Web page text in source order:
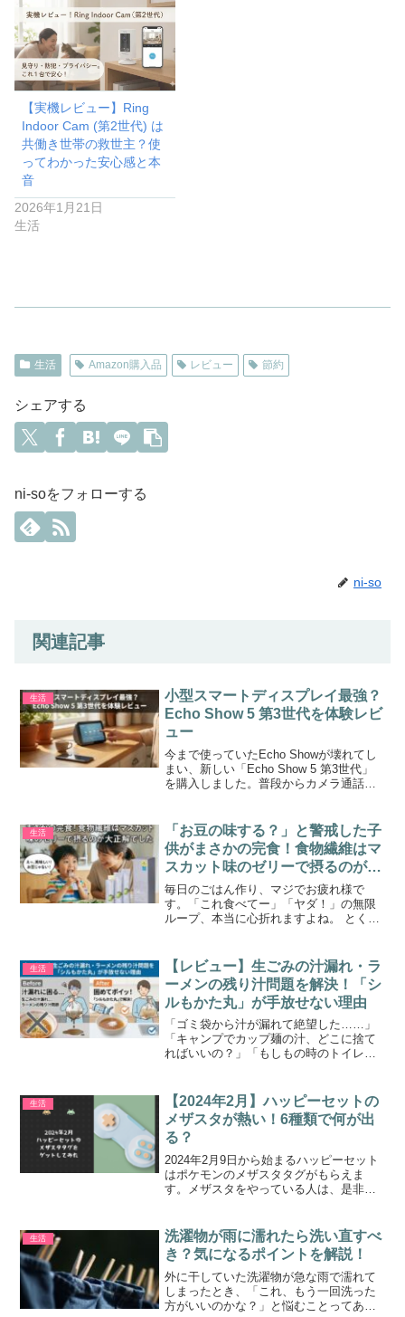
【実機レビュー】Ring
Indoor Cam (第2世代) は
共働き世帯の救世主？使
ってわかった安心感と本
音
2026年1月21日
生活
生活 Amazon購入品 レビュー 節約
シェアする
ni-soをフォローする
ni-so
関連記事
生活
小型スマートディスプレイ最強？
Echo Show 5 第3世代を体験レビ
ュー
今まで使っていたEcho Showが壊れてし
まい、新しい「Echo Show 5 第3世代」
を購入しました。普段からカメラ通話・
の “ちょっとした便利” が一気に減って...
生活
「お豆の味する？」と警戒した子
供がまさかの完食！食物繊維はマ
スカット味のゼリーで摂るのが大
正解でした
毎日のごはん作り、マジでお疲れ様で
す。「これ食べてー」「ヤダ！」の無限
ループ、本当に心折れますよね。 とくに
んな中、我が家の救世主になってくれた
のが「Cycle.me（...
生活
【レビュー】生ごみの汁漏れ・ラ
ーメンの残り汁問題を解決！「シ
ルもかた丸」が手放せない理由
「ゴミ袋から汁が漏れて絶望した……」
「キャンプでカップ麺の汁、どこに捨て
ればいいの？」「もしもの時のトイレ対
のが、「シルモかた丸」です。生ごみ処
理から防災まで、実際に使...
生活
【2024年2月】ハッピーセットの
メザスタが熱い！6種類で何が出
る？
2024年2月9日から始まるハッピーセット
はポケモンのメザスタタグがもらえま
す。メザスタをやっている人は、是非ス
のか紹介しますので、是非参考にしてみ
てくださいね。
生活
洗濯物が雨に濡れたら洗い直すべ
き？気になるポイントを解説！
外に干していた洗濯物が急な雨で濡れて
しまったとき、「これ、もう一回洗った
方がいいのかな？」と悩むことってあり